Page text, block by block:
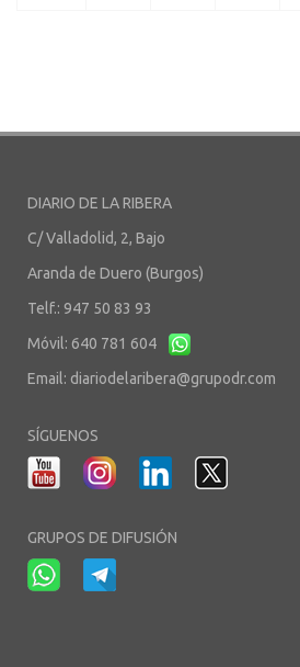
DIARIO DE LA RIBERA
C/ Valladolid, 2, Bajo
Aranda de Duero (Burgos)
Telf.: 947 50 83 93
Móvil: 640 781 604
Email: diariodelaribera@grupodr.com
SÍGUENOS
GRUPOS DE DIFUSIÓN